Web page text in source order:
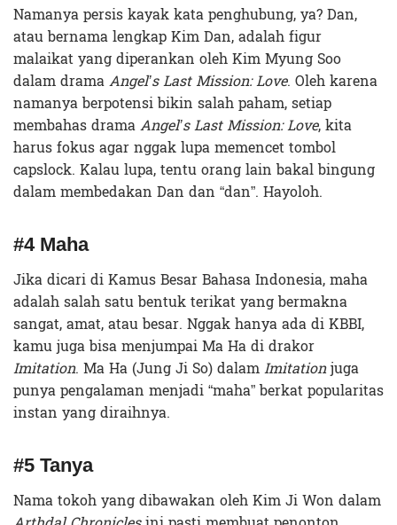
Namanya persis kayak kata penghubung, ya? Dan,
atau bernama lengkap Kim Dan, adalah figur
malaikat yang diperankan oleh Kim Myung Soo
dalam dramaAngel’s Last Mission: Love. Oleh karena
namanya berpotensi bikin salah paham, setiap
membahas dramaAngel’s Last Mission: Love, kita
harus fokus agar nggak lupa memencet tombol
capslock. Kalau lupa, tentu orang lain bakal bingung
dalam membedakan Dan dan “dan”. Hayoloh.
#4 Maha
Jika dicari di Kamus Besar Bahasa Indonesia, maha
adalah salah satu bentuk terikat yang bermakna
sangat, amat, atau besar. Nggak hanya ada di KBBI,
kamu juga bisa menjumpai Ma Ha di drakor
Imitation. Ma Ha (Jung Ji So) dalamImitationjuga
punya pengalaman menjadi “maha” berkat popularitas
instan yang diraihnya.
#5 Tanya
Nama tokoh yang dibawakan oleh Kim Ji Won dalam